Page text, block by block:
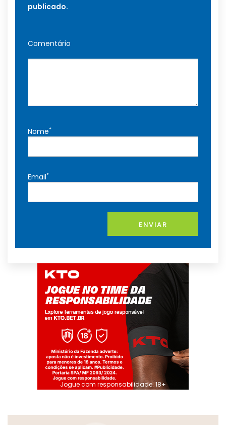
publicado.
Comentário
Nome*
Email*
ENVIAR
Jogue com responsabilidade. 18+